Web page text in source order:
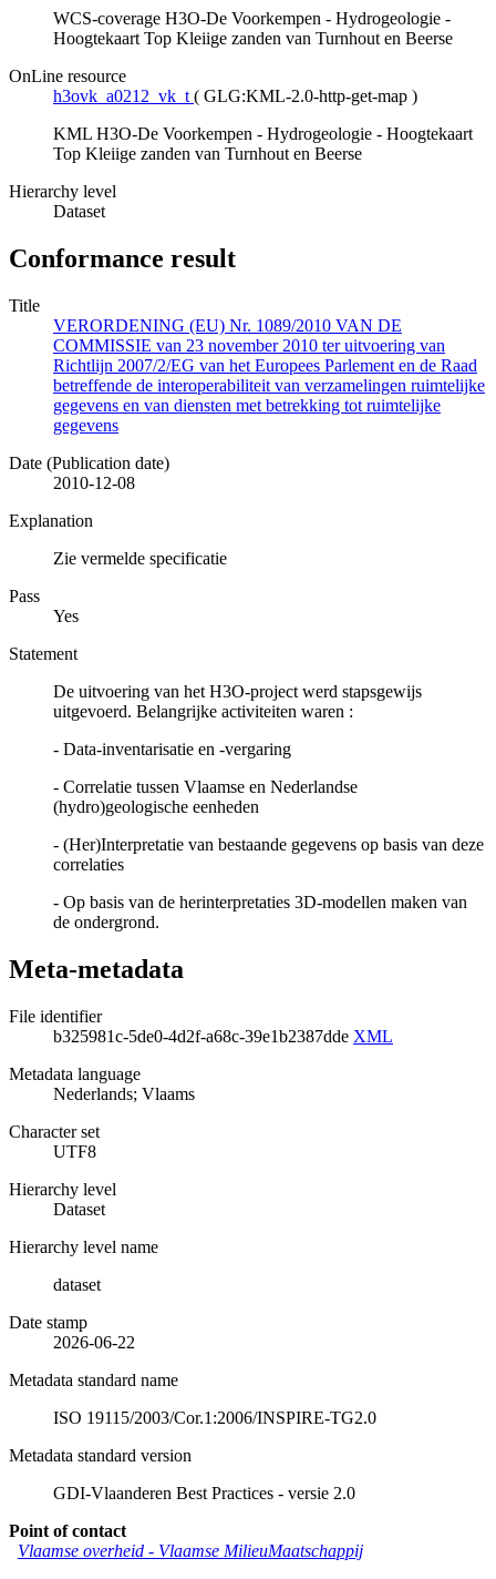
WCS-coverage H3O-De Voorkempen - Hydrogeologie -
Hoogtekaart Top Kleiige zanden van Turnhout en Beerse
OnLine resource
h3ovk_a0212_vk_t ( GLG:KML-2.0-http-get-map )
KML H3O-De Voorkempen - Hydrogeologie - Hoogtekaart
Top Kleiige zanden van Turnhout en Beerse
Hierarchy level
Dataset
Conformance result
Title
VERORDENING (EU) Nr. 1089/2010 VAN DE
COMMISSIE van 23 november 2010 ter uitvoering van
Richtlijn 2007/2/EG van het Europees Parlement en de Raad
betreffende de interoperabiliteit van verzamelingen ruimtelijke
gegevens en van diensten met betrekking tot ruimtelijke
gegevens
Date (Publication date)
2010-12-08
Explanation
Zie vermelde specificatie
Pass
Yes
Statement
De uitvoering van het H3O-project werd stapsgewijs
uitgevoerd. Belangrijke activiteiten waren :
- Data-inventarisatie en -vergaring
- Correlatie tussen Vlaamse en Nederlandse
(hydro)geologische eenheden
- (Her)Interpretatie van bestaande gegevens op basis van deze
correlaties
- Op basis van de herinterpretaties 3D-modellen maken van
de ondergrond.
Meta-metadata
File identifier
b325981c-5de0-4d2f-a68c-39e1b2387dde XML
Metadata language
Nederlands; Vlaams
Character set
UTF8
Hierarchy level
Dataset
Hierarchy level name
dataset
Date stamp
2026-06-22
Metadata standard name
ISO 19115/2003/Cor.1:2006/INSPIRE-TG2.0
Metadata standard version
GDI-Vlaanderen Best Practices - versie 2.0
Point of contact
Vlaamse overheid - Vlaamse MilieuMaatschappij